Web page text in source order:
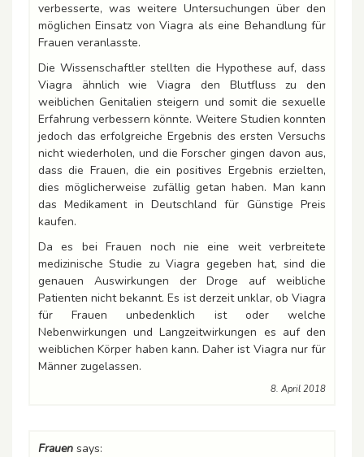
verbesserte, was weitere Untersuchungen über den
möglichen Einsatz von Viagra als eine Behandlung für
Frauen veranlasste.
Die Wissenschaftler stellten die Hypothese auf, dass
Viagra ähnlich wie Viagra den Blutfluss zu den
weiblichen Genitalien steigern und somit die sexuelle
Erfahrung verbessern könnte. Weitere Studien konnten
jedoch das erfolgreiche Ergebnis des ersten Versuchs
nicht wiederholen, und die Forscher gingen davon aus,
dass die Frauen, die ein positives Ergebnis erzielten,
dies möglicherweise zufällig getan haben. Man kann
das Medikament in Deutschland für Günstige Preis
kaufen.
Da es bei Frauen noch nie eine weit verbreitete
medizinische Studie zu Viagra gegeben hat, sind die
genauen Auswirkungen der Droge auf weibliche
Patienten nicht bekannt. Es ist derzeit unklar, ob Viagra
für Frauen unbedenklich ist oder welche
Nebenwirkungen und Langzeitwirkungen es auf den
weiblichen Körper haben kann. Daher ist Viagra nur für
Männer zugelassen.
8. April 2018
Frauen says: